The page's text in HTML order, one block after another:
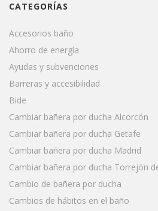
CATEGORÍAS
Accesorios baño
Ahorro de energía
Ayudas y subvenciones
Barreras y accesibilidad
Bide
Cambiar bañera por ducha Alcorcón
Cambiar bañera por ducha Getafe
Cambiar bañera por ducha Madrid
Cambiar bañera por ducha Torrejón
Cambio de bañera por ducha
Cambios de hábitos en el baño